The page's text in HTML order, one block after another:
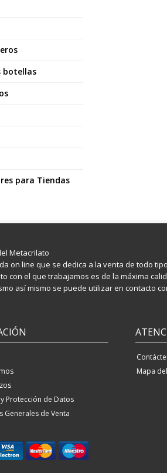
botellas
para Tiendas
Metacrilato
on line que se dedica a la venta de todo
con el que trabajamos es de la máxima
así mismo se puede utilizar en contacto
Protección de Datos
Generales de Venta
Mapa